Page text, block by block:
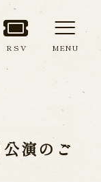
RSV MENU
演のご